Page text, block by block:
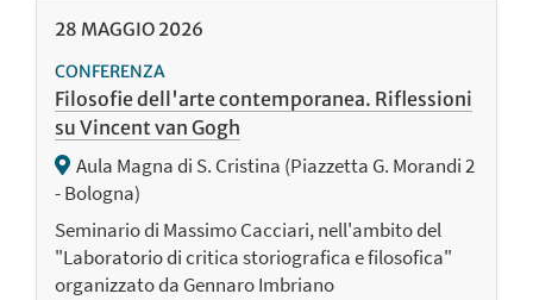
28 MAGGIO 2026
CONFERENZA
Filosofie dell'arte contemporanea. Riflessioni
su Vincent van Gogh
Aula Magna di S. Cristina (Piazzetta G. Morandi 2
- Bologna)
Seminario di Massimo Cacciari, nell'ambito del
"Laboratorio di critica storiografica e filosofica"
organizzato da Gennaro Imbriano